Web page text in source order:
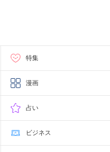
特集
漫画
占い
ビジネス